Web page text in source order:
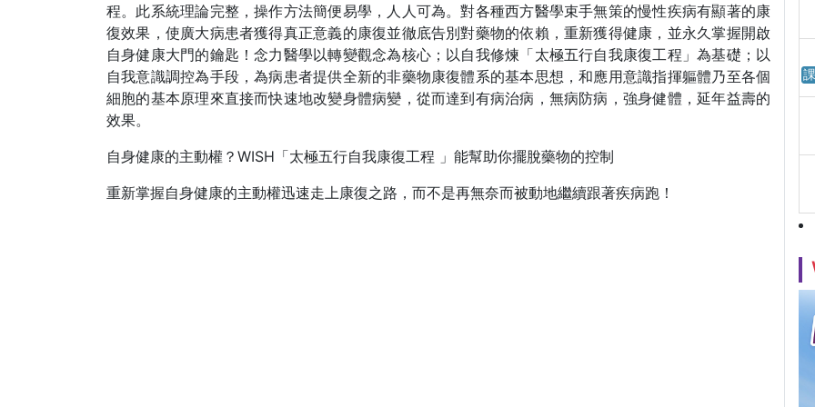
程。此系統理論完整，操作方法簡便易學，人人可為。對各種西方醫學束手無策的慢性疾病有顯著的康
復效果，使廣大病患者獲得真正意義的康復並徹底告別對藥物的依賴，重新獲得健康，並永久掌握開啟
自身健康大門的鑰匙！念力醫學以轉變觀念為核心；以自我修煉「太極五行自我康復工程」為基礎；以
自我意識調控為手段，為病患者提供全新的非藥物康復體系的基本思想，和應用意識指揮軀體乃至各個
細胞的基本原理來直接而快速地改變身體病變，從而達到有病治病，無病防病，強身健體，延年益壽的
效果。
自身健康的主動權？WISH「太極五行自我康復工程 」能幫助你擺脫藥物的控制
重新掌握自身健康的主動權迅速走上康復之路，而不是再無奈而被動地繼續跟著疾病跑！